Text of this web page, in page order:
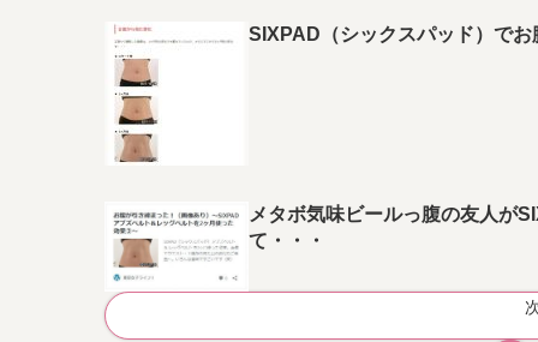
SIXPAD（シックスパッド）で
メタボ気味ビールっ腹の友人が
て・・・